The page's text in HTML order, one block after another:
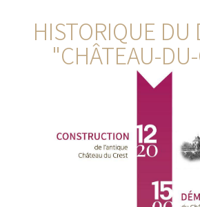
HISTORIQUE DU
"CHÂTEAU-